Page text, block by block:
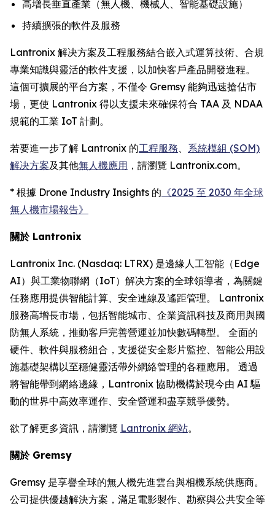
高增長垂直產業（無人機、機械人、智能基礎設施）
持續擴張的軟件及服務
Lantronix 解决方案及工程服務結合嵌入式運算技術、合規
專業知識與靈活的軟件支援，以加快客戶產品開發進程。
這個可擴展的平台方案，不僅令 Gremsy 能夠迅速搶佔市
場，更使 Lantronix 得以支援未來確保符合 TAA 及 NDAA
規範的工業 IoT 計劃。
若要進一步了解 Lantronix 的工程服務
系統模組 (SOM)
解决方案及其他無人機應用 ，請瀏覽 Lantronix.com。
* 根據 Drone Industry Insights 的 《2025 至 2030 年全球
無人機市場報告》
關於 Lantronix
Lantronix Inc. (Nasdaq: LTRX) 是邊緣人工智能（Edge
AI）與工業物聯網（IoT）解决方案的全球領導者，為關鍵
任務應用提供智能計算、安全連線及遙距管理。 Lantronix
服務高增長市場，包括智能城市、企業資訊科技及商用與國
防無人系統，推動客戶完善營運並加快數碼轉型。 全面的
硬件、軟件與服務組合，支援從安全影片監控、智能公用設
施基礎架構以至穩健靈活帶外網絡管理的各種應用。 透過
將智能帶到網絡邊緣，Lantronix 協助機構於現今由 AI 驅
動的世界中高效率運作、安全營運和盡享競爭優勢。
欲了解更多資訊，請瀏覽 Lantronix 網站。
關於 Gremsy
Gremsy 是享譽全球的無人機先進雲台與相機系統供應商。
公司提供優越解決方案，滿足電影製作、勘察與公共安全等